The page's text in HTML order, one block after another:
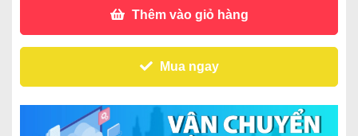
Thêm vào giỏ hàng
Mua ngay